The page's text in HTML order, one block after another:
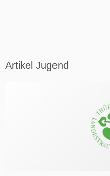
Artikel Jugend